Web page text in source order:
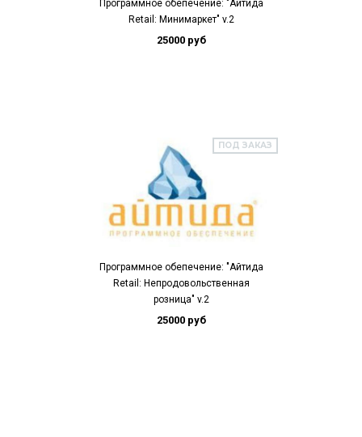
Программное обепечение: "Айтида
Retail: Минимаркет" v.2
25000 руб
ПОД ЗАКАЗ
Программное обепечение: "Айтида
Retail: Непродовольственная
розница" v.2
25000 руб